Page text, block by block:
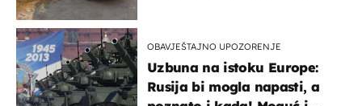
OBAVJEŠTAJNO UPOZORENJE
Uzbuna na istoku Europe:
Rusija bi mogla napasti, a